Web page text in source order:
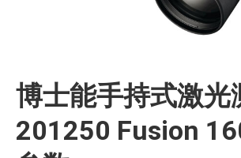
博士能手持式激光
201250 Fusion